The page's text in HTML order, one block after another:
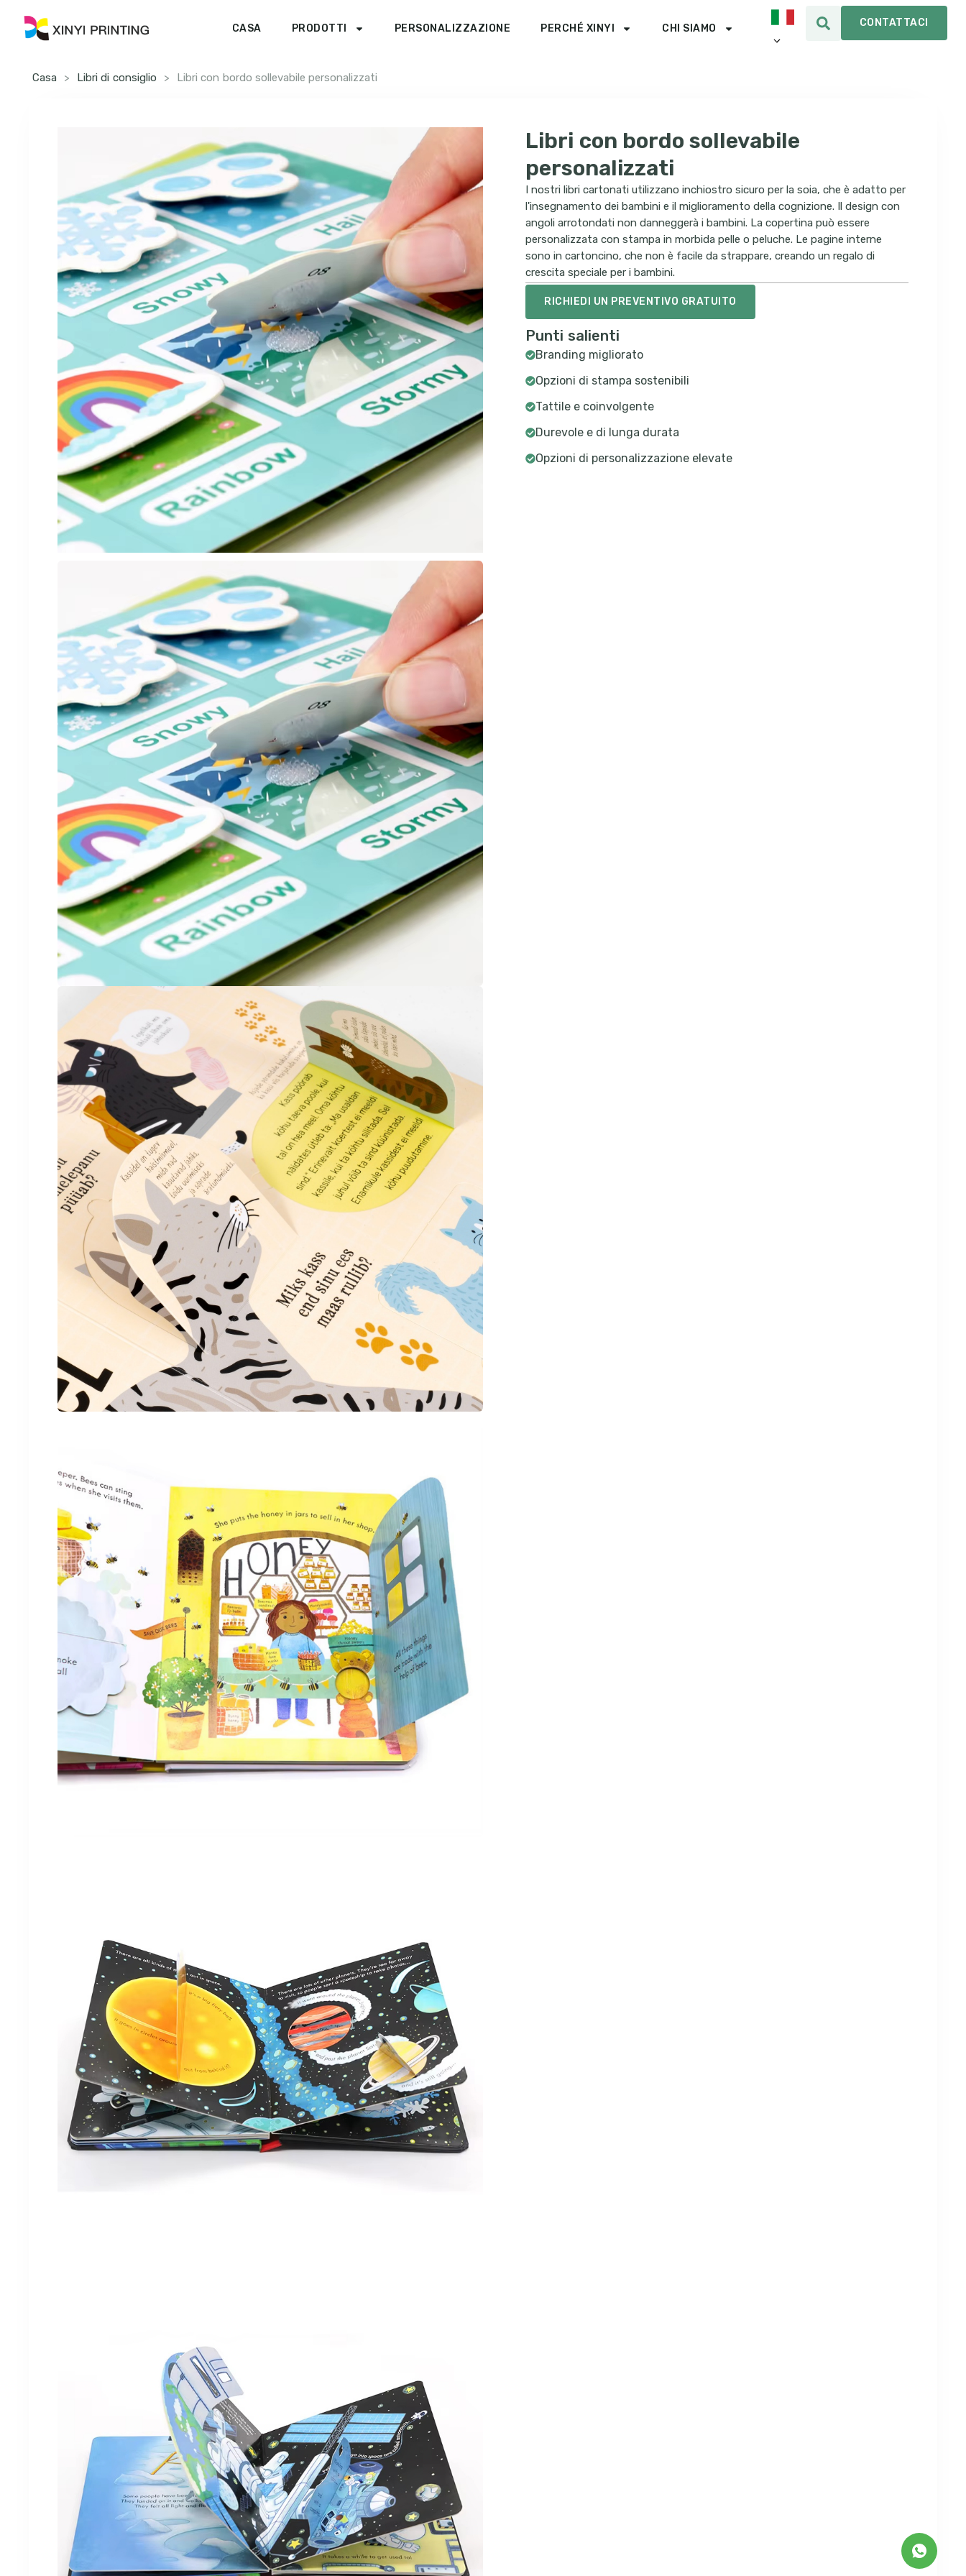
CASA PRODOTTI PERSONALIZZAZIONE PERCHÉ XINYI CHI SIAMO CONTATTACI
Casa > Libri di consiglio > Libri con bordo sollevabile personalizzati
Libri con bordo sollevabile
personalizzati
I nostri libri cartonati utilizzano inchiostro sicuro per la soia, che è adatto per
l'insegnamento dei bambini e il miglioramento della cognizione. Il design con
angoli arrotondati non danneggerà i bambini. La copertina può essere
personalizzata con stampa in morbida pelle o peluche. Le pagine interne
sono in cartoncino, che non è facile da strappare, creando un regalo di
crescita speciale per i bambini.
RICHIEDI UN PREVENTIVO GRATUITO
Punti salienti
Branding migliorato
Opzioni di stampa sostenibili
Tattile e coinvolgente
Durevole e di lunga durata
Opzioni di personalizzazione elevate